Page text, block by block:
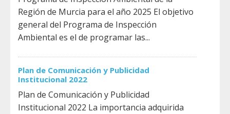
Región de Murcia para el año 2025 El objetivo
general del Programa de Inspección
Ambiental es el de programar las...
Plan de Comunicación y Publicidad
Institucional 2022
Plan de Comunicación y Publicidad
Institucional 2022 La importancia adquirida